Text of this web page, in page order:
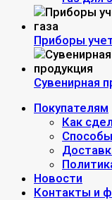
Приборы
Сувенирная
Покупателям
Как
Новости
Контакты и